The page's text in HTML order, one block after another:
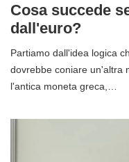
Cosa succede
dall'euro?
Partiamo dall'idea logica
dovrebbe coniare un'altra
l'antica moneta greca,…